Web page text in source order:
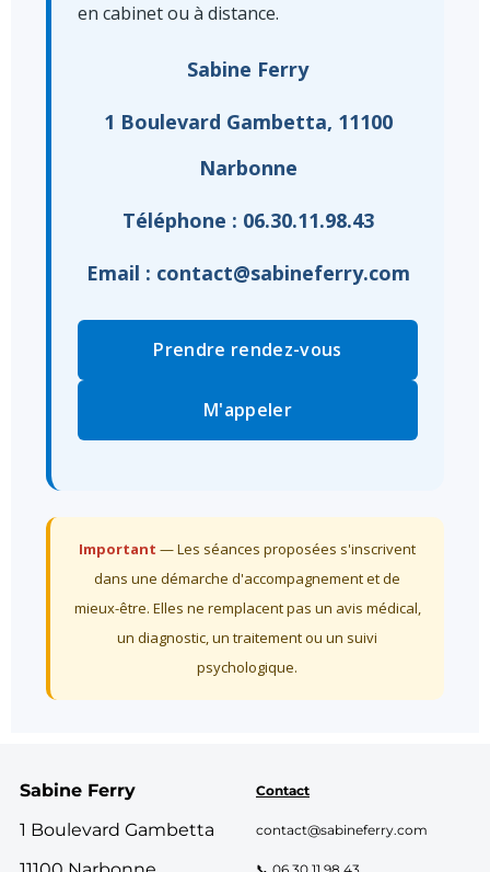
en cabinet ou à distance.
Sabine Ferry
1 Boulevard Gambetta, 11100
Narbonne
Téléphone : 06.30.11.98.43
Email : contact@sabineferry.com
Prendre rendez-vous
M'appeler
Important — Les séances proposées s'inscrivent
dans une démarche d'accompagnement et de
mieux-être. Elles ne remplacent pas un avis médical,
un diagnostic, un traitement ou un suivi
psychologique.
Sabine Ferry
1 Boulevard Gambetta
Contact
contact@sabineferry.com